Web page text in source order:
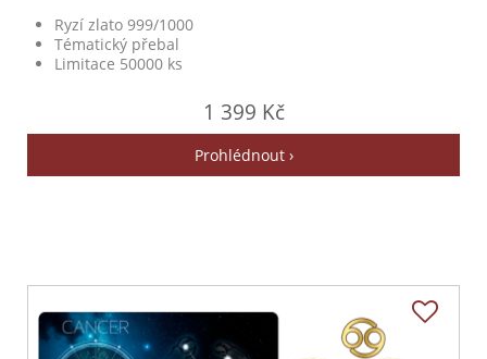
Ryzí zlato 999/1000
Tématický přebal
Limitace 50000 ks
1 399 Kč
Prohlédnout ›